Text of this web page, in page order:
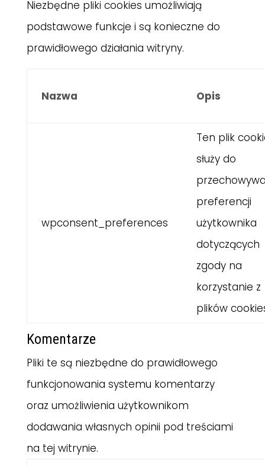
Niezbędne pliki cookies umożliwiają
podstawowe funkcje i są konieczne do
prawidłowego działania witryny.
Nazwa Opis
wpconsent_preferences
Ten plik
służy do
preferencji
użytkownika
dotyczących
zgody na
korzystanie z
plików
Komentarze
Pliki te są niezbędne do prawidłowego
funkcjonowania systemu komentarzy
oraz umożliwienia użytkownikom
dodawania własnych opinii pod treściami
na tej witrynie.